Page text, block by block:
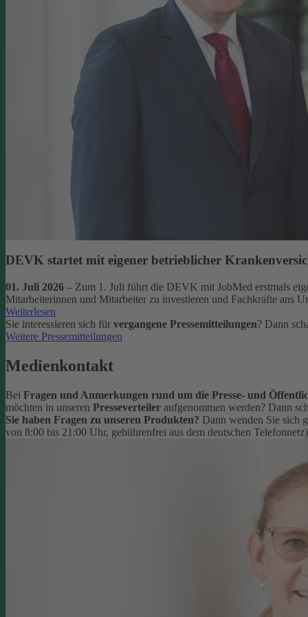
DEVK startet mit eigener betrieblicher
01. Juli 2026 – Zum 1. Juli führt die DEVK mit JobMed erstmals
Mitarbeiterinnen und Mitarbeiter zu investieren und Fachkräfte ans
Weiterlesen
Sie interessieren sich für vergangene Pressemitteilungen? Dann
Weitere Pressemitteilungen
Medienkontakt
Bei Fragen und Anmerkungen rund um die Presse- und
möchten in unseren Presseverteiler aufgenommen werden? Dann
Sie haben Fragen zu unseren Produkten? Dann wenden Sie sich
von 8:00 bis 21:00 Uhr, gebührenfrei aus dem deutschen